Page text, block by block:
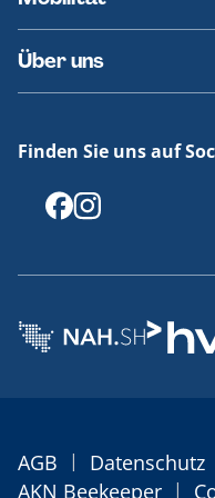
Fundsachen
Häufige Fragen
Barrierefreies Reisen
Erklärung
Über uns
Offenlegungen
Finden Sie uns auf
AGB | Datenschutz
AKN Beekeeper |